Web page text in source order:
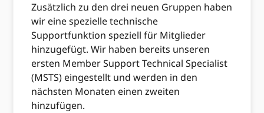
Zusätzlich zu den drei neuen Gruppen haben
wir eine spezielle technische
Supportfunktion speziell für Mitglieder
hinzugefügt. Wir haben bereits unseren
ersten Member Support Technical Specialist
(MSTS) eingestellt und werden in den
nächsten Monaten einen zweiten
hinzufügen.